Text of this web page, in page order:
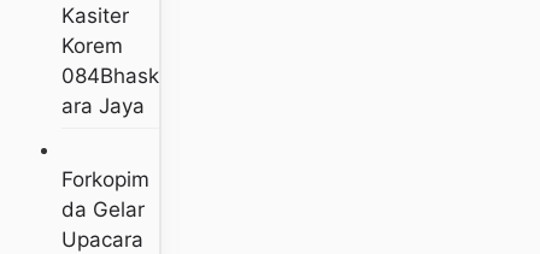
Kasiter
Korem
084Bhask
Ara Jaya
Forkopim
Da Gelar
Upacara